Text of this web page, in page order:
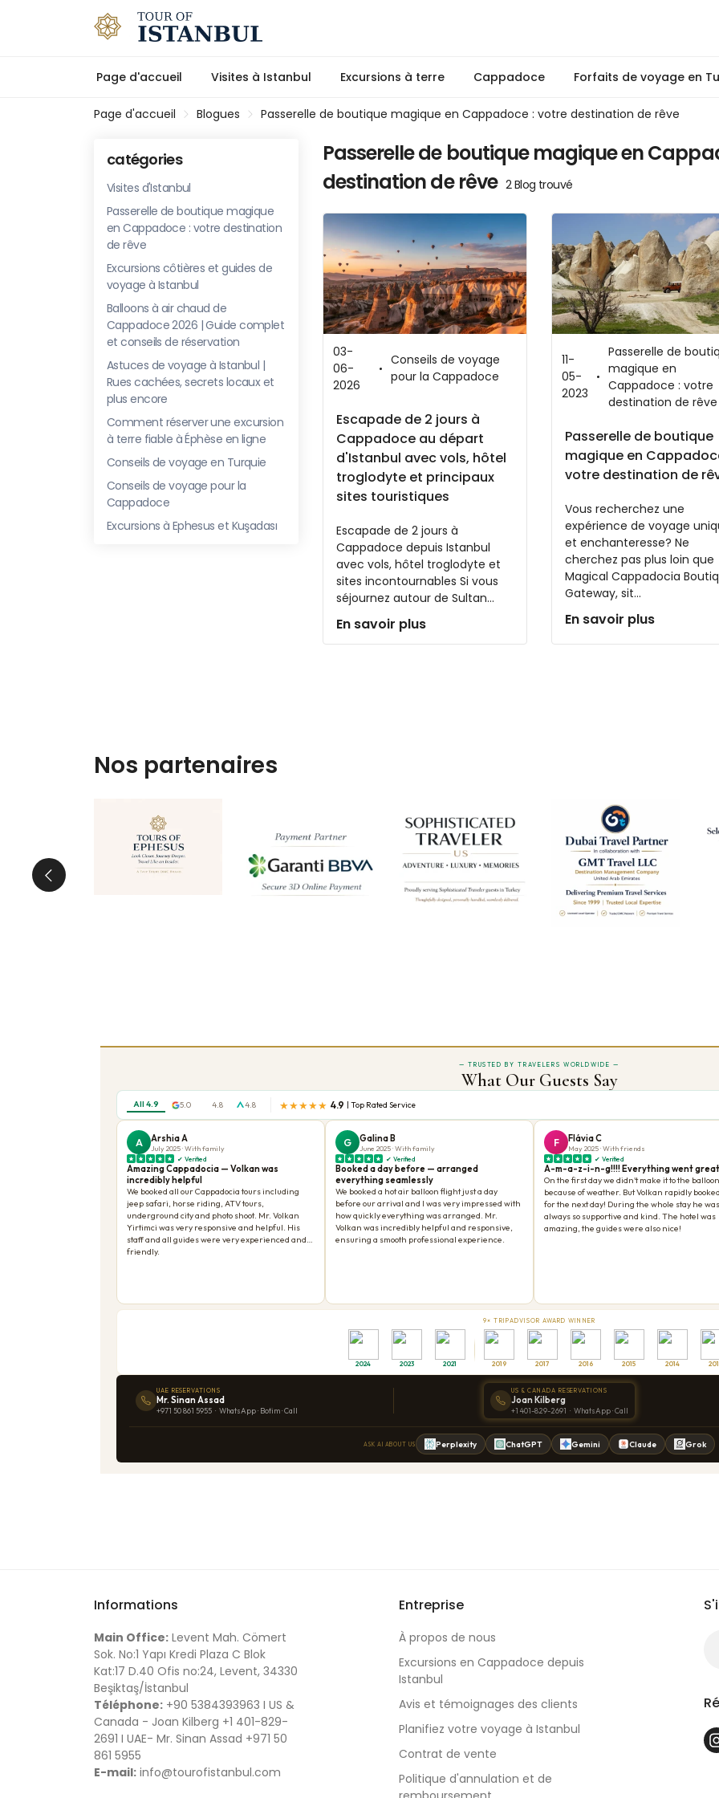
Page d'accueil Visites à Istanbul Excursions à terre Cappadoce Forfaits de voyage en
Page d'accueil Blogues Passerelle de boutique magique en Cappadoce : votre destination de rêve
catégories
Visites d'Istanbul
Passerelle de boutique magique
en Cappadoce : votre destination
de rêve
Excursions côtières et guides de
voyage à Istanbul
Balloons à air chaud de
Cappadoce 2026 | Guide complet
et conseils de réservation
Astuces de voyage à Istanbul |
Rues cachées, secrets locaux et
plus encore
Comment réserver une excursion
à terre fiable à Éphèse en ligne
Conseils de voyage en Turquie
Conseils de voyage pour la
Cappadoce
Excursions à Ephesus et Kuşadası
Passerelle de boutique magique en
destination de rêve 2 Blog trouvé
03-
06-
2026
Conseils de voyage
pour la Cappadoce
Escapade de 2 jours à
Cappadoce au départ
d'Istanbul avec vols, hôtel
troglodyte et principaux
sites touristiques
Escapade de 2 jours à
Cappadoce depuis Istanbul
avec vols, hôtel troglodyte et
sites incontournables Si vous
séjournez autour de Sultan...
En savoir plus
11-
05-
2023
Passerelle de
magique en
Cappadoce : votre
destination de rêve
Passerelle de boutique
magique en
votre destination de
Vous recherchez une
expérience de voyage
et enchanteresse? Ne
cherchez pas plus loin que
Magical Cappadocia
Gateway, sit...
En savoir plus
Nos partenaires
Informations
Main Office: Levent Mah. Cömert
Sok. No:1 Yapı Kredi Plaza C Blok
Kat:17 D.40 Ofis no:24, Levent, 34330
Beşiktaş/İstanbul
Téléphone: +90 5384393963 I US &
Canada - Joan Kilberg +1 401-829-
2691 I UAE- Mr. Sinan Assad +971 50
861 5955
E-mail: info@tourofistanbul.com
Entreprise
À propos de nous
Excursions en Cappadoce depuis
Istanbul
Avis et témoignages des clients
Planifiez votre voyage à Istanbul
Contrat de vente
Politique d'annulation et de